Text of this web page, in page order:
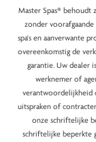
Master Spas®
zonder voorafgaande
spa's en aanverwante
overeenkomstig de
garantie. Uw dealer
werknemer of
verantwoordelijkheid
uitspraken of
onze schriftelijke
schriftelijke beperkte